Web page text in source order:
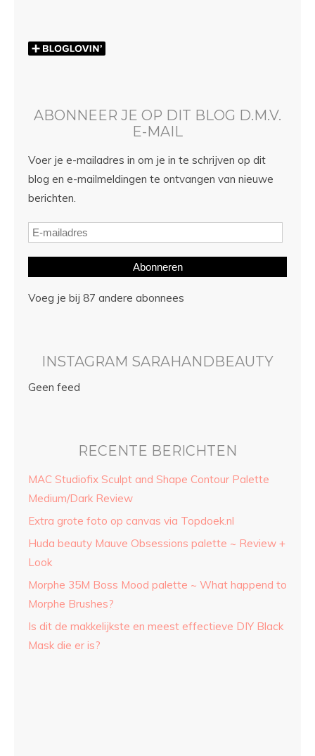
ABONNEER JE OP DIT BLOG D.M.V.
E-MAIL
Voer je e-mailadres in om je in te schrijven op dit
blog en e-mailmeldingen te ontvangen van nieuwe
berichten.
Abonneren
Voeg je bij 87 andere abonnees
INSTAGRAM SARAHANDBEAUTY
Geen feed
RECENTE BERICHTEN
MAC Studiofix Sculpt and Shape Contour Palette
Medium/Dark Review
Extra grote foto op canvas via Topdoek.nl
Huda beauty Mauve Obsessions palette ~ Review +
Look
Morphe 35M Boss Mood palette ~ What happend to
Morphe Brushes?
Is dit de makkelijkste en meest effectieve DIY Black
Mask die er is?